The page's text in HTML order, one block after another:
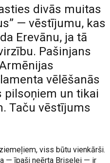
divās muitas
— vēstījumu, kas
Erevānu, ja tā
Pašinjans
vēlēšanās
pilsoņiem un tikai
Taču vēstījums
viss būtu vienkārši.
— īpaši neērta Briselei — ir